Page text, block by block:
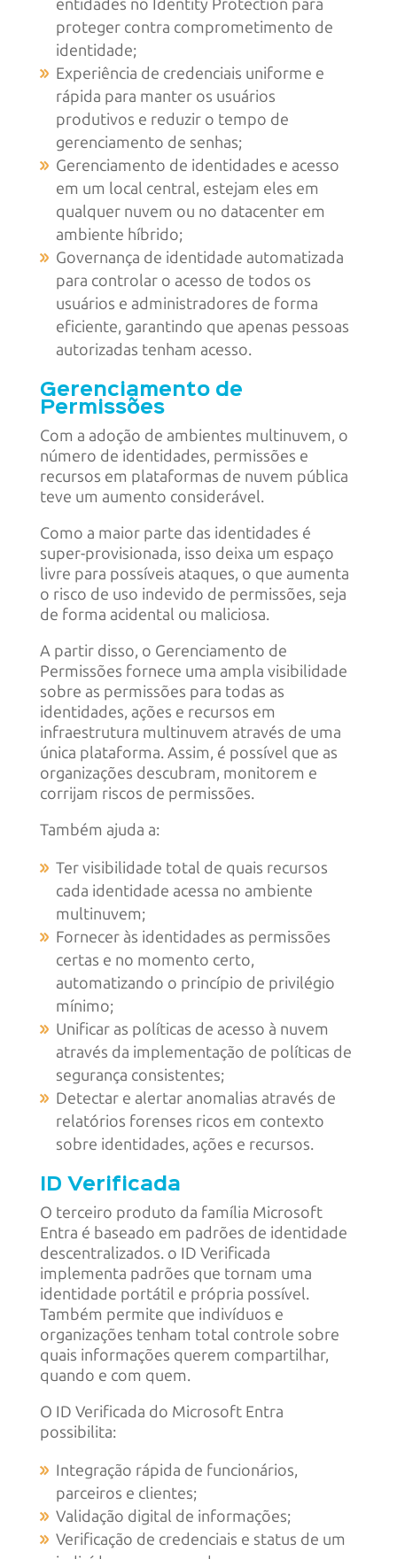
entidades no Identity Protection para
proteger contra comprometimento de
identidade;
Experiência de credenciais uniforme e
rápida para manter os usuários
produtivos e reduzir o tempo de
gerenciamento de senhas;
Gerenciamento de identidades e acesso
em um local central, estejam eles em
qualquer nuvem ou no datacenter em
ambiente híbrido;
Governança de identidade automatizada
para controlar o acesso de todos os
usuários e administradores de forma
eficiente, garantindo que apenas pessoas
autorizadas tenham acesso.
Gerenciamento de
Permissões
Com a adoção de ambientes multinuvem, o
número de identidades, permissões e
recursos em plataformas de nuvem pública
teve um aumento considerável.
Como a maior parte das identidades é
super-provisionada, isso deixa um espaço
livre para possíveis ataques, o que aumenta
o risco de uso indevido de permissões, seja
de forma acidental ou maliciosa.
A partir disso, o Gerenciamento de
Permissões fornece uma ampla visibilidade
sobre as permissões para todas as
identidades, ações e recursos em
infraestrutura multinuvem através de uma
única plataforma. Assim, é possível que as
organizações descubram, monitorem e
corrijam riscos de permissões.
Também ajuda a:
Ter visibilidade total de quais recursos
cada identidade acessa no ambiente
multinuvem;
Fornecer às identidades as permissões
certas e no momento certo,
automatizando o princípio de privilégio
mínimo;
Unificar as políticas de acesso à nuvem
através da implementação de políticas de
segurança consistentes;
Detectar e alertar anomalias através de
relatórios forenses ricos em contexto
sobre identidades, ações e recursos.
ID Verificada
O terceiro produto da família Microsoft
Entra é baseado em padrões de identidade
descentralizados. o ID Verificada
implementa padrões que tornam uma
identidade portátil e própria possível.
Também permite que indivíduos e
organizações tenham total controle sobre
quais informações querem compartilhar,
quando e com quem.
O ID Verificada do Microsoft Entra
possibilita:
Integração rápida de funcionários,
parceiros e clientes;
Validação digital de informações;
Verificação de credenciais e status de um